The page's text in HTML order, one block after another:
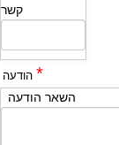
קשר
*
השאר הודעה